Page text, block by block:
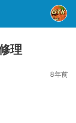
理
8年前